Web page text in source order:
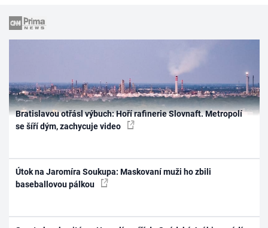
Bratislavou otřásl výbuch: Hoří rafinerie Slovnaft. Metropolí
se šíří dým, zachycuje video
Útok na Jaromíra Soukupa: Maskovaní muži ho zbili
baseballovou pálkou